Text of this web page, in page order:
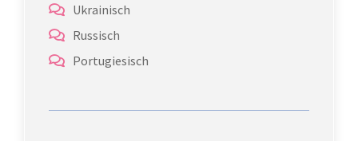
 Ukrainisch
 Russisch
 Portugiesisch